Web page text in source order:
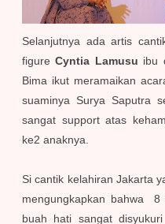
Selanjutnya ada artis
figureCyntia Lamusu ibu
Bima ikut meramaikan
suaminya Surya Saputra
sangat support atas
ke2 anaknya.
Si cantik kelahiran Jakarta
mengungkapkan bahwa 8
buah hati sangat